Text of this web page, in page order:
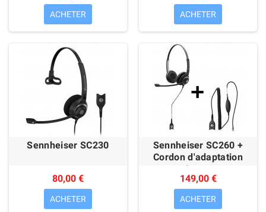
ACHETER ACHETER
Sennheiser SC230
80,00 €
ACHETER
Sennheiser SC260 +
Cordon d'adaptation
Avaya
149,00 €
ACHETER